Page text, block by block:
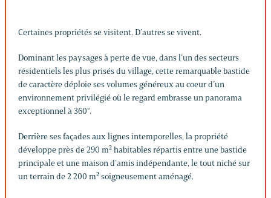
Certaines propriétés se visitent. D’autres se vivent.
Dominant les paysages à perte de vue, dans l’un des secteurs
résidentiels les plus prisés du village, cette remarquable bastide
de caractère déploie ses volumes généreux au coeur d’un
environnement privilégié où le regard embrasse un panorama
exceptionnel à 360°.
Derrière ses façades aux lignes intemporelles, la propriété
développe près de 290 m² habitables répartis entre une bastide
principale et une maison d’amis indépendante, le tout niché sur
un terrain de 2 200 m² soigneusement aménagé.